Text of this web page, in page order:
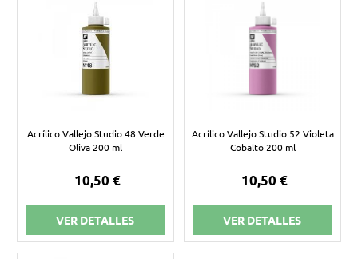
Acrílico Vallejo Studio 48 Verde
Oliva 200 ml
10,50 €
VER DETALLES
Acrílico Vallejo Studio 52 Violeta
Cobalto 200 ml
10,50 €
VER DETALLES